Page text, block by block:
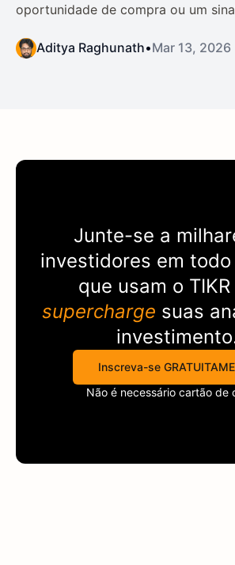
oportunidade de compra ou um
Aditya Raghunath•Mar 13, 2026
Junte-se a
investidores em
que usam o TIKR
supercharge suas
Inscreva-se
Não é necessário cartão de